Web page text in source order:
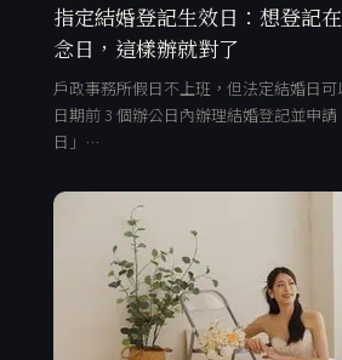
指定結婚登記生效日：想登記
念日，這樣辦就對了
戶政事務所假日不上班，但法定結婚日
日期前 3 個辦公日內辦理結婚登記並申
日」…